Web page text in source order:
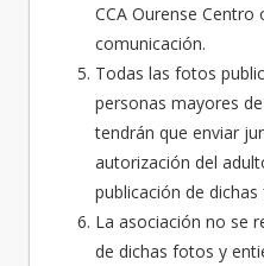
CCA Ourense
comunicación.
Todas las fotos
personas mayores
tendrán que enviar
autorización del
publicación de
La asociación no se
de dichas fotos y